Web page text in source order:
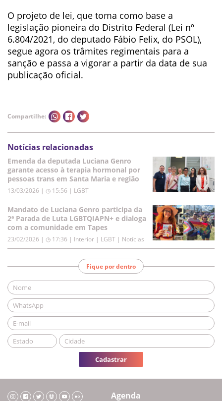
O projeto de lei, que toma como base a
legislação pioneira do Distrito Federal (Lei nº
6.804/2021, do deputado Fábio Felix, do PSOL),
segue agora os trâmites regimentais para a
sanção e passa a vigorar a partir da data de sua
publicação oficial.
Compartilhe:
Notícias relacionadas
Emenda da deputada Luciana Genro
garante acesso à terapia hormonal por
pessoas trans em Santa Maria e região
13/03/2026 | ◷ 15:56 | LGBT
Mandato de Luciana Genro participa da
2ª Parada de Luta LGBTQIAPN+ e dialoga
com a comunidade em Tapes
23/02/2026 | ◷ 17:36 | Interior | LGBT | Notícias
Fique por dentro
Cadastrar
Agenda